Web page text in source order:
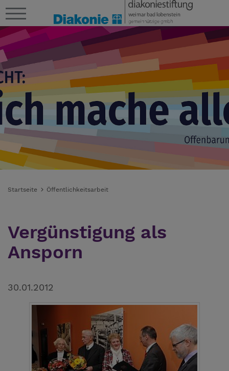
Startseite Öffentlichkeitsarbeit
Vergünstigung als
Ansporn
30.01.2012